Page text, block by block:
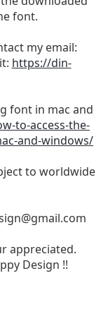
font.
my email:
https://din-
font in mac and
to-access-the-
and-windows/
to worldwide
appreciated.
Design !!